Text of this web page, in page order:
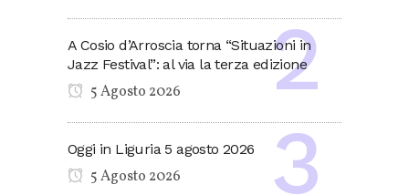
A Cosio d’Arroscia torna “Situazioni in
Jazz Festival”: al via la terza edizione
5 Agosto 2026
Oggi in Liguria 5 agosto 2026
5 Agosto 2026